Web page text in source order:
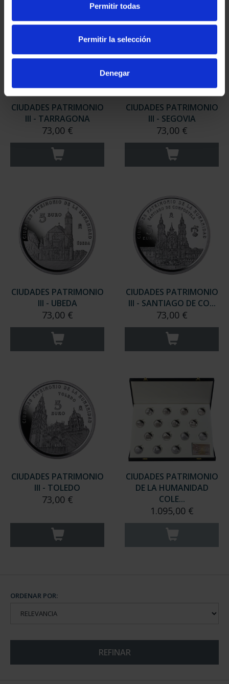
Permitir todas
Permitir la selección
Denegar
CIUDADES PATRIMONIO
III - TARRAGONA
73,00 €
CIUDADES PATRIMONIO
III - SEGOVIA
73,00 €
CIUDADES PATRIMONIO
III - UBEDA
73,00 €
CIUDADES PATRIMONIO
III - SANTIAGO DE CO...
73,00 €
CIUDADES PATRIMONIO
III - TOLEDO
73,00 €
CIUDADES PATRIMONIO
DE LA HUMANIDAD
COLE...
1.095,00 €
ORDENAR POR:
REFINAR